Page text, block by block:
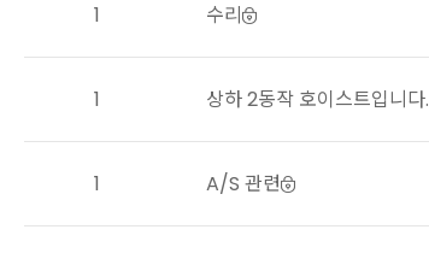
1 수리
1
상하 2동작 호이스트입니다. 조작스위치 하강을 누르면 하강은 원할하나 상승이 되지
1 A/S 관련